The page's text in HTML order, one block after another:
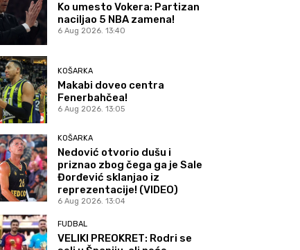
Ko umesto Vokera: Partizan
naciljao 5 NBA zamena!
6 Aug 2026. 13:40
KOŠARKA
Makabi doveo centra
Fenerbahčea!
6 Aug 2026. 13:05
KOŠARKA
Nedović otvorio dušu i
priznao zbog čega ga je Sale
Đorđević sklanjao iz
reprezentacije! (VIDEO)
6 Aug 2026. 13:04
FUDBAL
VELIKI PREOKRET: Rodri se